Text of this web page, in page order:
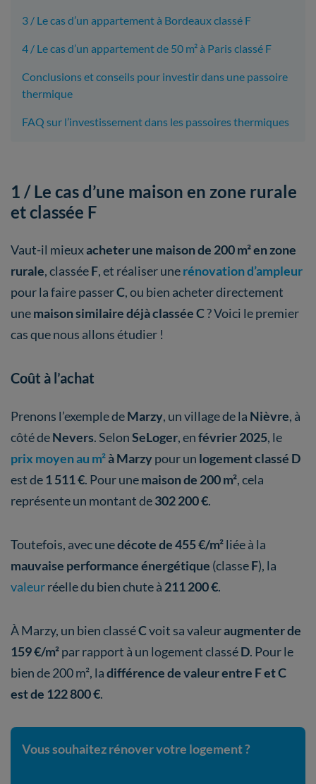
3 / Le cas d’un appartement à Bordeaux classé F
4 / Le cas d’un appartement de 50 m² à Paris classé F
Conclusions et conseils pour investir dans une passoire
thermique
FAQ sur l’investissement dans les passoires thermiques
1 / Le cas d’une maison en zone rurale
et classée F
Vaut-il mieuxacheterune maison de 200 m² en zone
rurale, classéeF, et réaliser unerénovation d’ampleur
pour la faire passerC, ou bien acheter directement
unemaison similaire déjà classée C? Voici le premier
cas que nous allons étudier !
Coût à l’achat
Prenons l’exemple deMarzy, un village de la Nièvre, à
côté deNevers.SelonSeLoger, enfévrier 2025, le
prix moyen au m²à Marzypour un logement classé D
est de1 511 €. Pour unemaison de 200 m², cela
représente un montant de302 200 €.
Toutefois, avec unedécote de 455 €/m²liée à la
mauvaise performance énergétique (classeF), la
valeurréelle du bien chute à211 200 €.
À Marzy, un bien classéCvoit sa valeuraugmenter de
159 €/m²par rapport à un logement classéD. Pour le
bien de 200 m², ladifférence de valeur entre F et C
est de 122 800 €.
Vous souhaitez rénover votre logement ?